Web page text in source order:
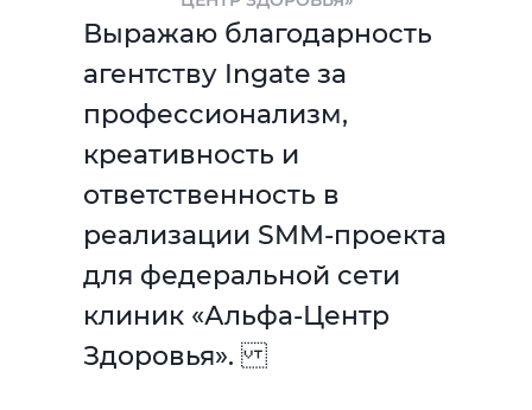
Выражаю благодарность
агентству Ingate за
профессионализм,
креативность и
ответственность в
реализации SMM-проекта
для федеральной сети
клиник «Альфа-Центр
Здоровья».